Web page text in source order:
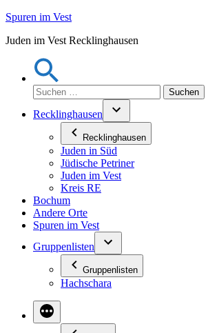
Zum
springen
Spuren im Vest
Juden im Vest Recklinghausen
Suchen
nach:
Recklinghausen
Recklinghausen
Juden in Süd
Jüdische Petriner
Juden im Vest
Kreis RE
Bochum
Andere Orte
Spuren im Vest
Gruppenlisten
Gruppenlisten
Hachschara